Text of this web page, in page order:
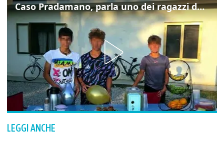
Caso Pradamano, parla uno dei ragazzi denunciati per la limonata: "Volevo anche aiutare i miei"
LEGGI ANCHE